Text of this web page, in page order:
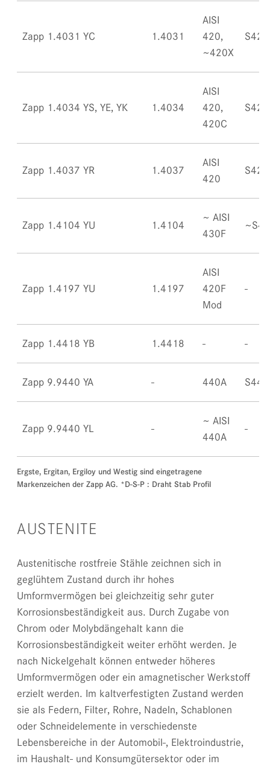
Zapp 1.4031 YC 1.4031
AISI
420,
~420X
Zapp 1.4034 YS, YE, YK 1.4034
AISI
420,
420C
Zapp 1.4037 YR 1.4037
AISI
420
Zapp 1.4104 YU 1.4104
~ AISI
430F
Zapp 1.4197 YU 1.4197
AISI
420F
Mod
Zapp 1.4418 YB 1.4418
Zapp 9.9440 YA 440A
Zapp 9.9440 YL
~ AISI
440A
Ergste, Ergitan, Ergiloy und Westig sind eingetragene
Markenzeichen der Zapp AG. *D-S-P : Draht Stab Profil
AUSTENITE
Austenitische rostfreie Stähle zeichnen sich in
geglühtem Zustand durch ihr hohes
Umformvermögen bei gleichzeitig sehr guter
Korrosionsbeständigkeit aus. Durch Zugabe von
Chrom oder Molybdängehalt kann die
Korrosionsbeständigkeit weiter erhöht werden. Je
nach Nickelgehalt können entweder höheres
Umformvermögen oder ein amagnetischer Werkstoff
erzielt werden. Im kaltverfestigten Zustand werden
sie als Federn, Filter, Rohre, Nadeln, Schablonen
oder Schneidelemente in verschiedenste
Lebensbereiche in der Automobil-, Elektroindustrie,
im Haushalt- und Konsumgütersektor oder im